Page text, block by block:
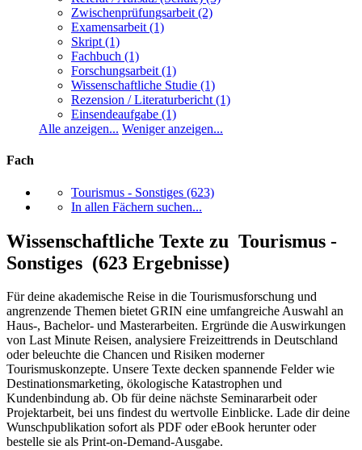
Zwischenprüfungsarbeit (2)
Examensarbeit (1)
Skript (1)
Fachbuch (1)
Forschungsarbeit (1)
Wissenschaftliche Studie (1)
Rezension / Literaturbericht (1)
Einsendeaufgabe (1)
Alle anzeigen... Weniger anzeigen...
Fach
Tourismus - Sonstiges (623)
In allen Fächern suchen...
Wissenschaftliche Texte zu Tourismus -
Sonstiges (623 Ergebnisse)
Für deine akademische Reise in die Tourismusforschung und
angrenzende Themen bietet GRIN eine umfangreiche Auswahl an
Haus-, Bachelor- und Masterarbeiten. Ergründe die Auswirkungen
von Last Minute Reisen, analysiere Freizeittrends in Deutschland
oder beleuchte die Chancen und Risiken moderner
Tourismuskonzepte. Unsere Texte decken spannende Felder wie
Destinationsmarketing, ökologische Katastrophen und
Kundenbindung ab. Ob für deine nächste Seminararbeit oder
Projektarbeit, bei uns findest du wertvolle Einblicke. Lade dir deine
Wunschpublikation sofort als PDF oder eBook herunter oder
bestelle sie als Print-on-Demand-Ausgabe.